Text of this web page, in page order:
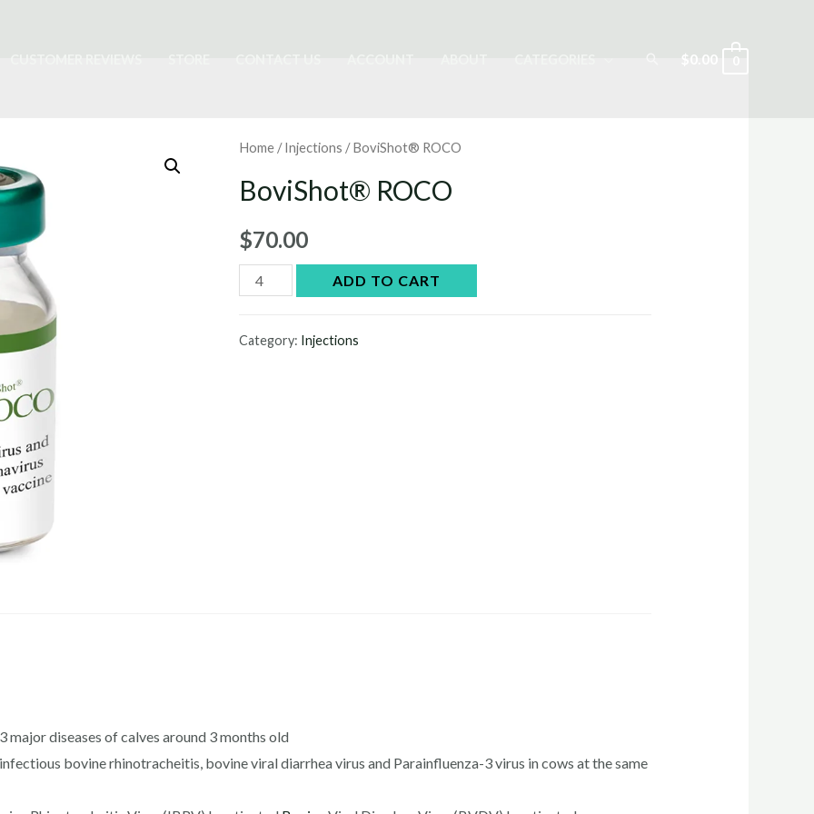
Search
$0.00 0
Home /Injections / BoviShot® ROCO
BoviShot® ROCO
$70.00
BoviShot®
ADD TO CART
Category: Injections
diseases of calves around 3 months old
bovine rhinotracheitis, bovine viral diarrhea virus and Parainfluenza-3 virus in cows at the same